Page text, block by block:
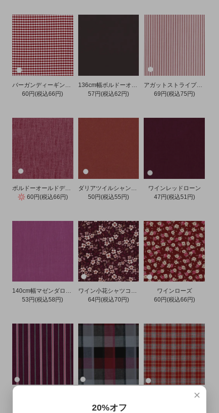
バーガンディーギンガムチェックオックス
60円(税込66円)
136cm幅ボルドーオックス
57円(税込62円)
アガットストライプピンポイント
69円(税込75円)
ボルドーオールドデニム
60円(税込66円)
50円(税込55円)
ワインレッドローン
47円(税込51円)
140cm幅マゼンダローン
53円(税込58円)
ワイン小花シャツコール
64円(税込70円)
ワインローズ
60円(税込66円)
54円(税込59円)
アローレッドツイルチェック
×
20%オフ